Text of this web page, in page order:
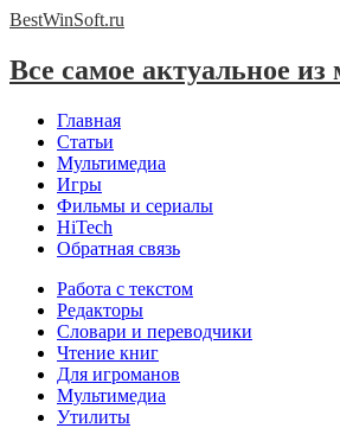
BestWinSoft.ru
Все самое актуальное
Главная
Статьи
Мультимедиа
Игры
Фильмы и сериалы
HiTech
Обратная связь
Работа с текстом
Редакторы
Словари и переводчики
Чтение книг
Для игроманов
Мультимедиа
Утилиты